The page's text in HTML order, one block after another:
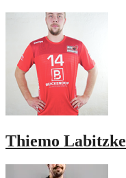
Thiemo Labitzke